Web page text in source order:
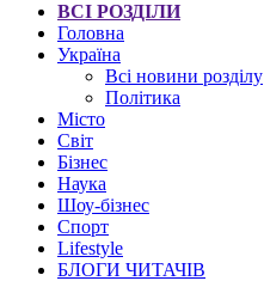
ВСІ РОЗДІЛИ
Головна
Україна
Всі новини розділу
Політика
Місто
Світ
Бізнес
Наука
Шоу-бізнес
Спорт
Lifestyle
БЛОГИ ЧИТАЧІВ